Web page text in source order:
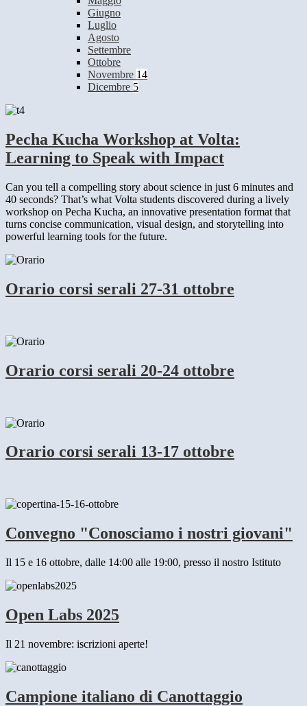
Giugno
Luglio
Agosto
Settembre
Ottobre
Novembre 14
Dicembre 5
Pecha Kucha Workshop at Volta:
Learning to Speak with Impact
Can you tell a compelling story about science in just 6 minutes and
40 seconds? That’s what Volta students discovered during a lively
workshop on Pecha Kucha, an innovative presentation format that
turns concise communication, visual design, and storytelling into
powerful learning tools for the future.
Orario corsi serali 27-31 ottobre
Orario corsi serali 20-24 ottobre
Orario corsi serali 13-17 ottobre
Convegno "Conosciamo i nostri giovani"
Il 15 e 16 ottobre, dalle 14:00 alle 19:00, presso il nostro Istituto
Open Labs 2025
Il 21 novembre: iscrizioni aperte!
Campione italiano di Canottaggio